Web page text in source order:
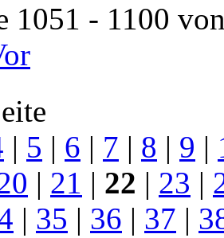
1051 - 1100
| 5 | 6 | 7 | 8 | 9 |
| 21 | 22 | 23 |
| 35 | 36 | 37 |